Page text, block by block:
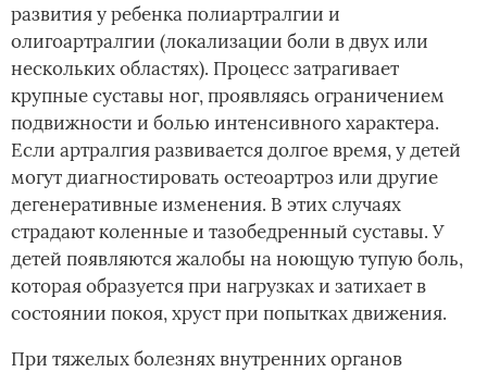
развития у ребенка полиартралгии и
олигоартралгии (локализации боли в двух или
нескольких областях). Процесс затрагивает
крупные суставы ног, проявляясь ограничением
подвижности и болью интенсивного характера.
Если артралгия развивается долгое время, у детей
могут диагностировать остеоартроз или другие
дегенеративные изменения. В этих случаях
страдают коленные и тазобедренный суставы. У
детей появляются жалобы на ноющую тупую боль,
которая образуется при нагрузках и затихает в
состоянии покоя, хруст при попытках движения.
При тяжелых болезнях внутренних органов